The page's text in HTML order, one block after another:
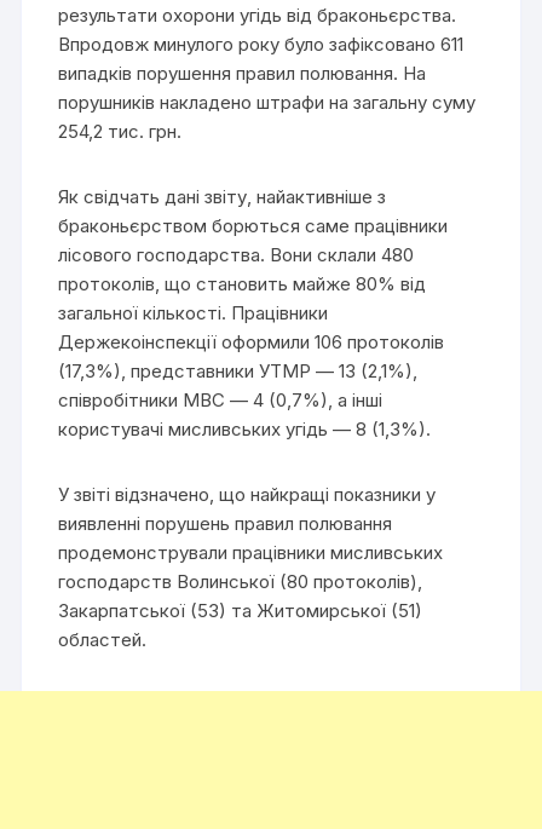
результати охорони угідь від браконьєрства.
Впродовж минулого року було зафіксовано 611
випадків порушення правил полювання. На
порушників накладено штрафи на загальну суму
254,2 тис. грн.
Як свідчать дані звіту, найактивніше з
браконьєрством борються саме працівники
лісового господарства. Вони склали 480
протоколів, що становить майже 80% від
загальної кількості. Працівники
Держекоінспекції оформили 106 протоколів
(17,3%), представники УТМР — 13 (2,1%),
співробітники МВС — 4 (0,7%), а інші
користувачі мисливських угідь — 8 (1,3%).
У звіті відзначено, що найкращі показники у
виявленні порушень правил полювання
продемонстрували працівники мисливських
господарств Волинської (80 протоколів),
Закарпатської (53) та Житомирської (51)
областей.